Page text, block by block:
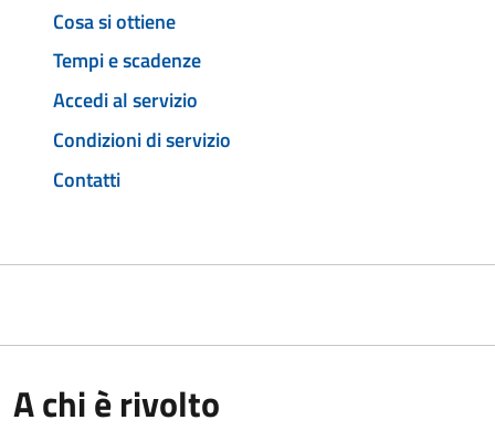
Cosa si ottiene
Tempi e scadenze
Accedi al servizio
Condizioni di servizio
Contatti
A chi è rivolto